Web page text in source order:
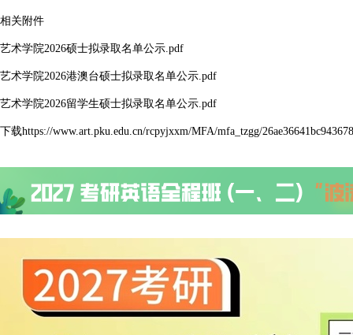
相关附件
艺术学院2026硕士拟录取名单公示.pdf
艺术学院2026港澳台硕士拟录取名单公示.pdf
艺术学院2026留学生硕士拟录取名单公示.pdf
下载https://www.art.pku.edu.cn/rcpyjxxm/MFA/mfa_tzgg/